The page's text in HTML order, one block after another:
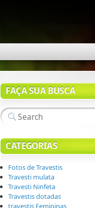
FAÇA SUA BUSCA
CATEGORIAS
Fotos de Travestis
Travesti mulata
Travesti Ninfeta
Travestis dotadas
travestis Femininas